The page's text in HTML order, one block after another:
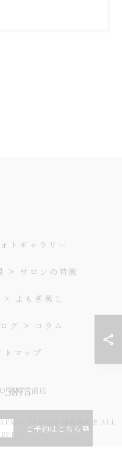
5875
ご予約はこちら
トギャラリー
サロンの特徴
よもぎ蒸し
グ コラム
トマップ
PABURO 箱崎宮前店 ALL